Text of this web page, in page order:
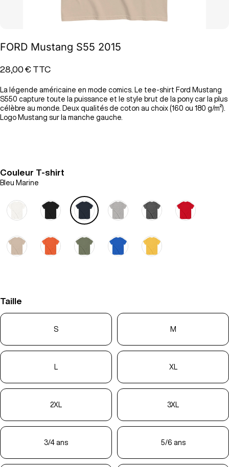
FORD Mustang S55 2015
28,00 € TTC
La légende américaine en mode comics. Le tee-shirt Ford Mustang
S550 capture toute la puissance et le style brut de la pony car la plus
célèbre au monde. Deux qualités de coton au choix (160 ou 180 g/m²).
Logo Mustang sur la manche gauche.
Couleur T-shirt
Bleu Marine
Taille
S M
XL
2XL 3XL
3/4 ans 5/6 ans